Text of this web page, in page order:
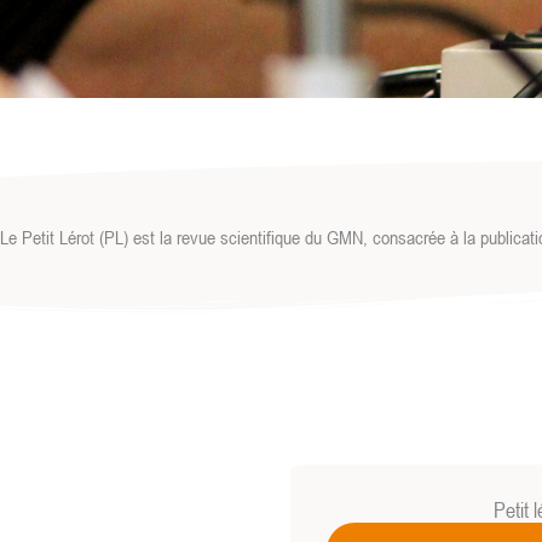
Le Petit Lérot (PL) est la revue scientifique du GMN, consacrée à la
Petit